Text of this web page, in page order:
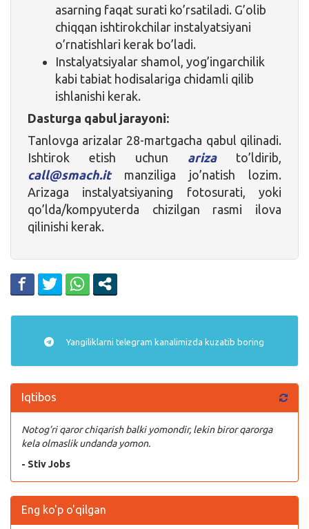
asarning faqat surati ko’rsatiladi. G’olib
chiqqan ishtirokchilar instalyatsiyani
o’rnatishlari kerak bo’ladi.
Instalyatsiyalar shamol, yog’ingarchilik
kabi tabiat hodisalariga chidamli qilib
ishlanishi kerak.
Dasturga qabul jarayoni:
Tanlovga arizalar 28-martgacha qabul qilinadi.
Ishtirok etish uchun arizato’ldirib,
call@smach.itmanziliga jo’natish lozim.
Arizaga instalyatsiyaning fotosurati, yoki
qo’lda/kompyuterda chizilgan rasmi ilova
qilinishi kerak.
Yangiliklarnitelegram kanalimizda kuzatib boring
Iqtibos
Notog’ri qaror chiqarish balki yomondir, lekin biror qarorga
kela olmaslik undanda yomon.
- Stiv Jobs
Eng ko'p o'qilgan